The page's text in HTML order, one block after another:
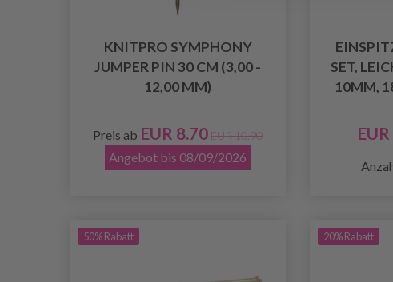
KNITPRO SYMPHONY
JUMPER PIN 30 CM (3,00 -
12,00 MM)
Preis ab EUR 8.70EUR 10.90
Angebot bis 08/09/2026
SET,
10MM,
50% Rabatt 20% Rabatt